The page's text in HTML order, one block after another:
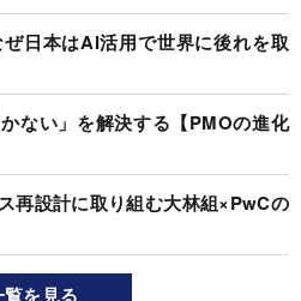
ぜ日本はAI活用で世界に後れを取
ない」を解決する【PMOの進化
再設計に取り組む大林組×PwCの
覧を見る